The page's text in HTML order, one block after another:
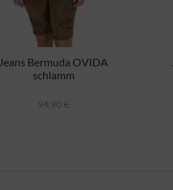
Jeans Bermuda OVIDA
schlamm
94,90 €